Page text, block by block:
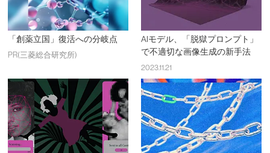
「創薬立国」復活への分岐点
PR(三菱総合研究所)
AIモデル、「脱獄プロンプト」
で不適切な画像生成の新手法
2023.11.21